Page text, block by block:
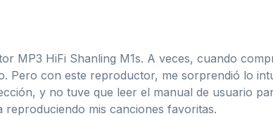
MP3 HiFi Shanling M1s. A veces, cuando
Pero con este reproductor, me sorprendió lo
y no tuve que leer el manual de usuario
mis canciones favoritas.